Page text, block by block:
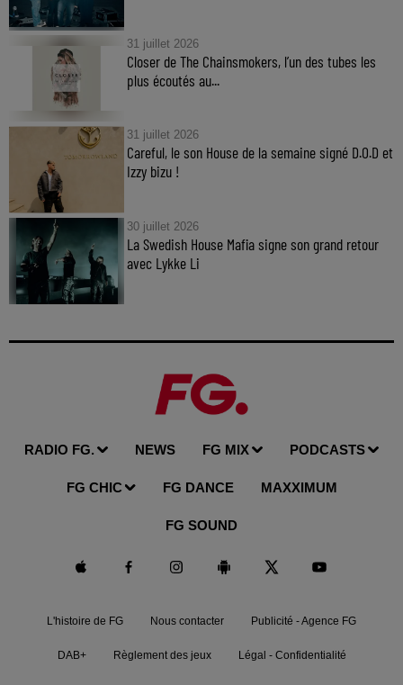
31 juillet 2026
Closer de The Chainsmokers, l’un des tubes les
plus écoutés au...
31 juillet 2026
Careful, le son House de la semaine signé D.O.D et
Izzy bizu !
30 juillet 2026
La Swedish House Mafia signe son grand retour
avec Lykke Li
RADIO FG. NEWS FG MIX PODCASTS
FG CHIC FG DANCE MAXXIMUM
FG SOUND
L'histoire de FG Nous contacter Publicité - Agence FG
DAB+ Règlement des jeux Légal - Confidentialité